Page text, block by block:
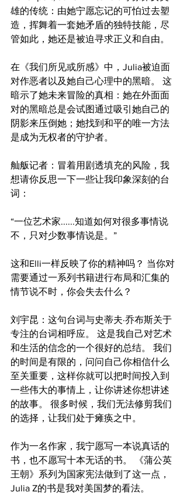
雄的传统：由她宁愿忘记的可怕过去塑
造，挥舞着一套她矛盾的独特技能，尽
管如此，她还是被迫寻求正义和自由。
在《我们所见或所感》中，Julia被迫面
对作恶者以及她自己心理中的黑暗。 这
暗示了她未来冒险的真相：她在外面面
对的黑暗总是会试图通过吸引她自己的
阴影来压倒她；她找到和平的唯一方法
是成为无权者的守护者。
舢舨记者：冒着用剧透填充的风险，我
想请你反思一下一些让我印象深刻的台
词：
“一位艺术家......知道如何对很多事情说
不，只对少数事情说是。”
这和Elli一样反映了你的精神吗？ 当你对
需要通过一系列书籍进行布局和汇集的
情节说不时，你会失去什么？
刘宇昆：这句台词与史蒂夫·乔布斯关于
专注的台词相呼应。 这是我自己对艺术
和生活的信念的一个很好的总结。 我们
的时间是有限的，问问自己你相信什么
至关重要，这样你就可以把时间投入到
一些伟大的事情上，让你讲述你想讲述
的故事。 很多时候，我们无法修剪我们
的选择，让我们处于瘫痪之中。
作为一名作家，我宁愿写一本说真话的
书，也不愿写十本无话的书。 《蒲公英
王朝》系列为国家宪法做到了这一点，
Julia Z的书是我对美国梦的看法。